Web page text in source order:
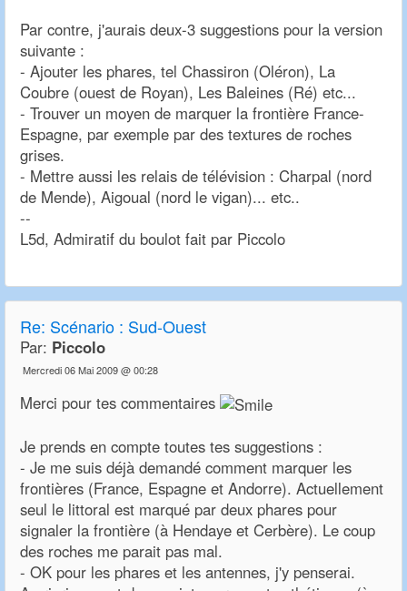
Par contre, j'aurais deux-3 suggestions pour la version
suivante :
- Ajouter les phares, tel Chassiron (Oléron), La
Coubre (ouest de Royan), Les Baleines (Ré) etc...
- Trouver un moyen de marquer la frontière France-
Espagne, par exemple par des textures de roches
grises.
- Mettre aussi les relais de télévision : Charpal (nord
de Mende), Aigoual (nord le vigan)... etc..
--
L5d, Admiratif du boulot fait par Piccolo
Re: Scénario : Sud-Ouest
Par: Piccolo
Mercredi 06 Mai 2009 @ 00:28
Merci pour tes commentaires
Je prends en compte toutes tes suggestions :
- Je me suis déjà demandé comment marquer les
frontières (France, Espagne et Andorre). Actuellement
seul le littoral est marqué par deux phares pour
signaler la frontière (à Hendaye et Cerbère). Le coup
des roches me parait pas mal.
- OK pour les phares et les antennes, j'y penserai.